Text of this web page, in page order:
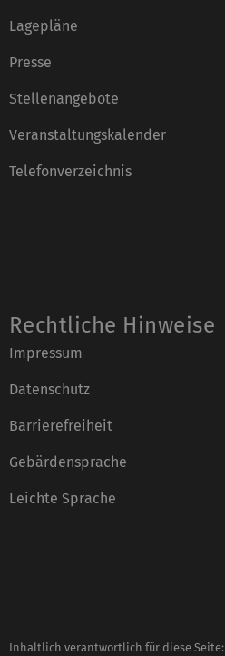
Lagepläne
Presse
Stellenangebote
Veranstaltungskalender
Telefonverzeichnis
Rechtliche Hinweise
Impressum
Datenschutz
Barrierefreiheit
Gebärdensprache
Leichte Sprache
Inhaltlich verantwortlich für diese Seite: